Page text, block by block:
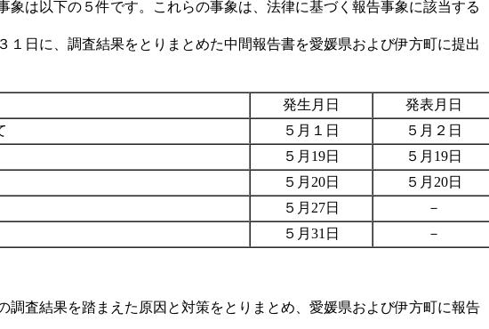
は以下の５件です。これらの事象は、法律に基づく報告事象に該当する
日に、調査結果をとりまとめた中間報告書を愛媛県および伊方町に提出
発生月日
発表月日
５月１日
５月２日
５月19日
５月19日
５月20日
５月20日
５月27日
－
５月31日 －
査結果を踏まえた原因と対策をとりまとめ、愛媛県および伊方町に報告